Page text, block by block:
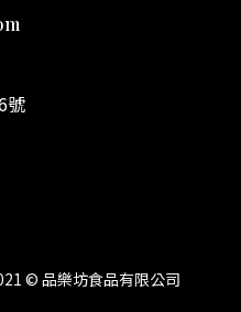
號
© 品樂坊食品有限公司